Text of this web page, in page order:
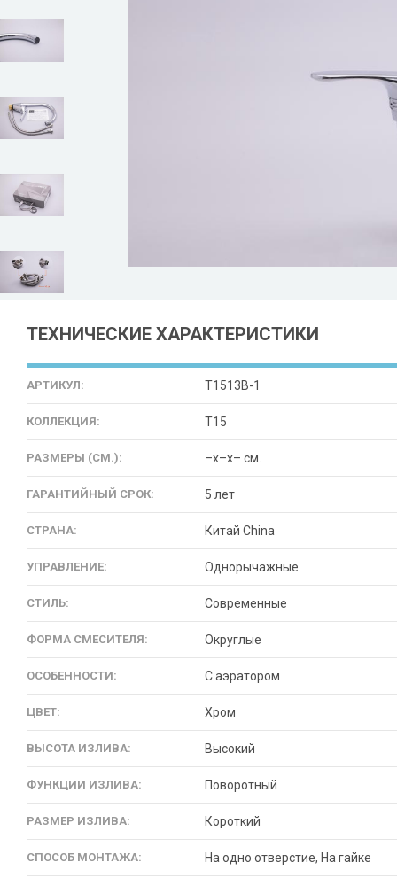
ТЕХНИЧЕСКИЕ ХАРАКТЕРИСТИКИ
АРТИКУЛ: T1513B-1
КОЛЛЕКЦИЯ: T15
РАЗМЕРЫ (СМ.): –x–x– см.
ГАРАНТИЙНЫЙ СРОК: 5 лет
СТРАНА: Китай China
УПРАВЛЕНИЕ: Однорычажные
СТИЛЬ: Современные
ФОРМА СМЕСИТЕЛЯ: Округлые
ОСОБЕННОСТИ: С аэратором
ЦВЕТ: Хром
ВЫСОТА ИЗЛИВА: Высокий
ФУНКЦИИ ИЗЛИВА: Поворотный
РАЗМЕР ИЗЛИВА: Короткий
СПОСОБ МОНТАЖА: На одно отверстие, На гайке